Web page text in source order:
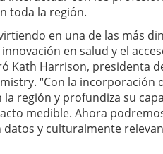
toda la región.
en una de las más
en salud y el
Kath Harrison, presidenta
“Con la incorporación
región y profundiza su
medible. Ahora
y culturalmente